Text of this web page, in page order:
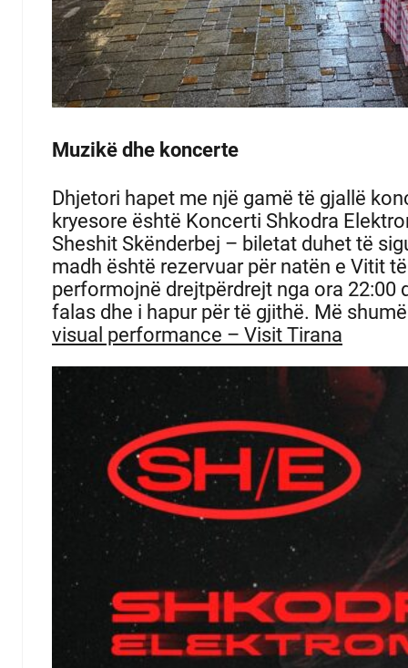
Muzikë dhe koncerte
Dhjetori hapet me një gamë të gjallë
kryesore është Koncerti Shkodra
Sheshit Skënderbej – biletat duhet të
madh është rezervuar për natën e Vitit
performojnë drejtpërdrejt nga ora 22:00
falas dhe i hapur për të gjithë. Më
visual performance – Visit Tirana